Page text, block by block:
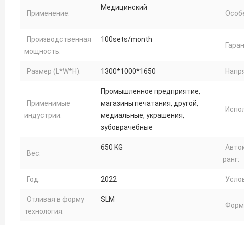
Применение:
Медицинский
Производственная
мощность:
100sets/month
Размер (L*W*H): 1300*1000*1650
Применимые
индустрии:
Промышленное предприятие,
магазины печатания, другой,
медиальные, украшения,
зубоврачебные
Вес:
650 KG
ранг:
Год: 2022
Отливая в форму
технология:
SLM